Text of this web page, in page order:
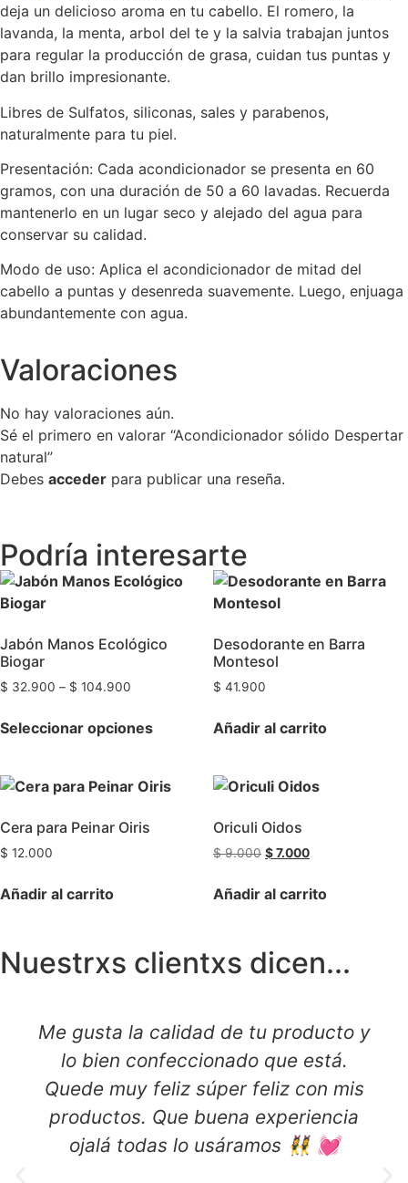
deja un delicioso aroma en tu cabello. El romero, la
lavanda, la menta, arbol del te y la salvia trabajan juntos
para regular la producción de grasa, cuidan tus puntas y
dan brillo impresionante.
Libres de Sulfatos, siliconas, sales y parabenos,
naturalmente para tu piel.
Presentación: Cada acondicionador se presenta en 60
gramos, con una duración de 50 a 60 lavadas. Recuerda
mantenerlo en un lugar seco y alejado del agua para
conservar su calidad.
Modo de uso: Aplica el acondicionador de mitad del
cabello a puntas y desenreda suavemente. Luego, enjuaga
abundantemente con agua.
Valoraciones
No hay valoraciones aún.
Sé el primero en valorar “Acondicionador sólido Despertar
natural”
Debes acceder para publicar una reseña.
Podría interesarte
Jabón Manos Ecológico
Biogar
$ 32.900 – $ 104.900
Seleccionar opciones
Desodorante en Barra
Montesol
$ 41.900
Añadir al carrito
Cera para Peinar Oiris
$ 12.000
Añadir al carrito
Oriculi Oidos
$9.000 $7.000
Añadir al carrito
Nuestrxs clientxs dicen...
Me gusta la calidad de tu producto y
lo bien confeccionado que está.
Quede muy feliz súper feliz con mis
productos. Que buena experiencia
ojalá todas lo usáramos 👯‍♀️ 💓